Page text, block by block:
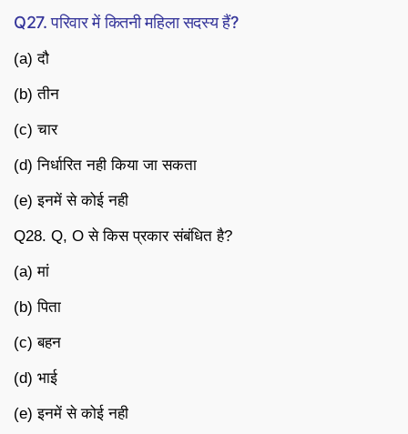
Q27. परिवार में कितनी महिला सदस्य हैं?
(a) दौ
(b) तीन
(c) चार
(d) निर्धारित नही किया जा सकता
(e) इनमें से कोई नही
Q28. Q, O से किस प्रकार संबंधित है?
(a) मां
(b) पिता
(c) बहन
(d) भाई
(e) इनमें से कोई नही